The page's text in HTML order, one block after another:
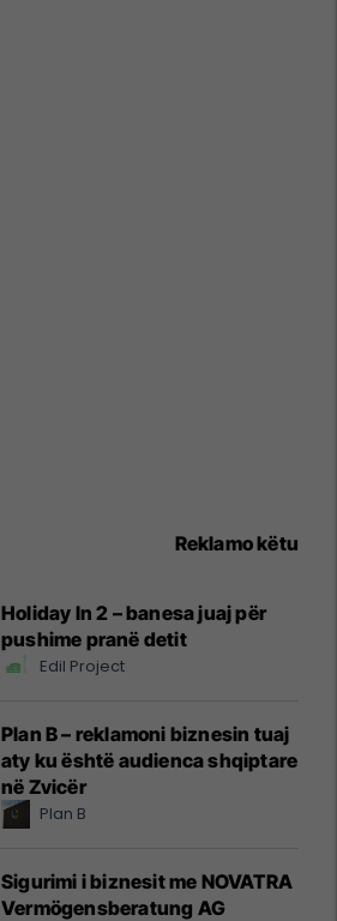
Reklamo këtu
Holiday In 2 – banesa juaj për
pushime pranë detit
Edil Project
Plan B – reklamoni biznesin tuaj
aty ku është audienca shqiptare
në Zvicër
Plan B
Sigurimi i biznesit me NOVATRA
Vermögensberatung AG